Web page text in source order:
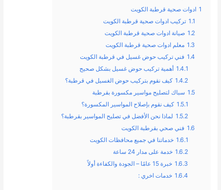
1 ادوات صحية قرطبة الكويت
1.1 تركيب ادوات صحية قرطبة الكويت
1.2 صيانة ادوات صحية قرطبة الكويت
1.3 معلم ادوات صحية قرطبة الكويت
1.4 فني تركيب حوض غسيل في قرطبة الكويت
1.4.1 أهمية تركيب حوض غسيل بشكل صحيح
1.4.2 كيف نقوم بتركيب حوض الغسيل في قرطبة؟
1.5 سباك لتصليح مواسير مكسورة بقرطبة
1.5.1 كيف نقوم بإصلاح المواسير المكسورة؟
1.5.2 لماذا نحن الأفضل في تصليح المواسير بقرطبة؟
1.6 فني صحي بقرطبة الكويت
1.6.1 خدماتنا في جميع محافظات الكويت
1.6.2 خدمة على مدار 24 ساعة
1.6.3 خبرة 15 عامًا – الجودة والكفاءة أولاً
1.6.4 خدمات اخري :